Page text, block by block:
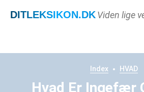
DITLEKSIKON.DKViden lige
Index HVAD
Hvad Er Ingefær